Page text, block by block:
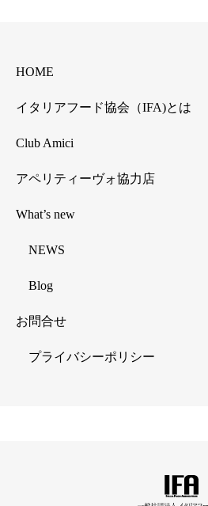
HOME
イタリアフード協会（IFA)とは
Club Amici
アペリティーヴォ協力店
What’s new
NEWS
Blog
お問合せ
プライバシーポリシー